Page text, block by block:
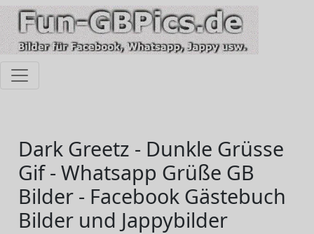
Dark Greetz - Dunkle Grüsse
Gif - Whatsapp Grüße GB
Bilder - Facebook Gästebuch
Bilder und Jappybilder